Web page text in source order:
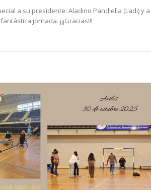
a su presidente: Aladino Pandiella (Ladi) y a
jornada. ¡¡¡Gracias!!!